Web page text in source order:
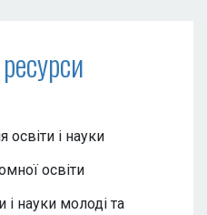
освіти і науки
освіти
і науки молоді та